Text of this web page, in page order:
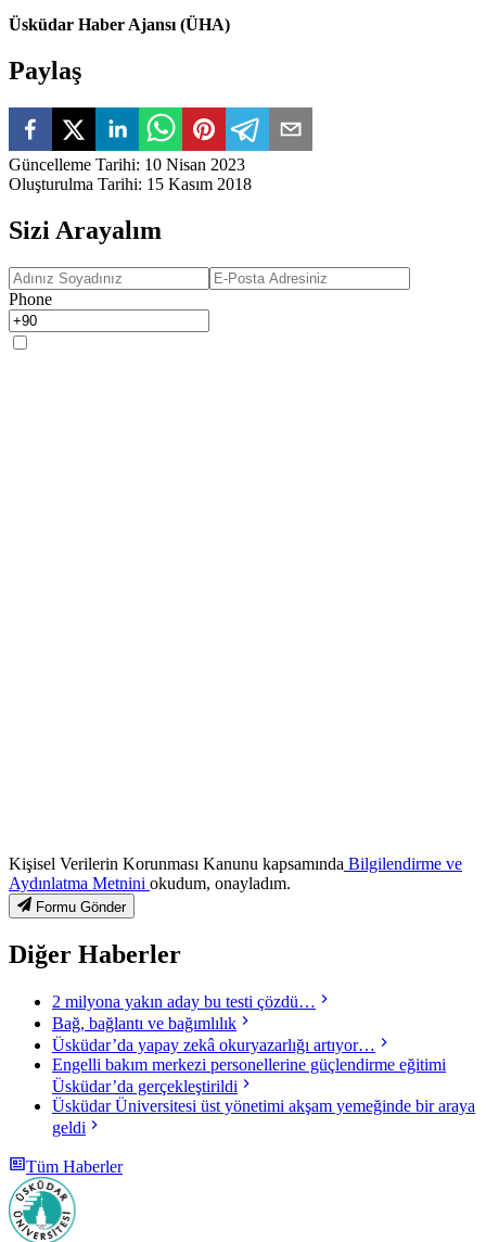
Üsküdar Haber Ajansı (ÜHA)
Paylaş
Güncelleme Tarihi: 10 Nisan 2023
Oluşturulma Tarihi: 15 Kasım 2018
Sizi Arayalım
Phone
Kişisel Verilerin Korunması Kanunu kapsamında Bilgilendirme ve
Aydınlatma Metnini okudum, onayladım.
Formu Gönder
Diğer Haberler
2 milyona yakın aday bu testi çözdü…
Bağ, bağlantı ve bağımlılık
Üsküdar’da yapay zekâ okuryazarlığı artıyor…
Engelli bakım merkezi personellerine güçlendirme eğitimi
Üsküdar’da gerçekleştirildi
Üsküdar Üniversitesi üst yönetimi akşam yemeğinde bir araya
geldi
Tüm Haberler